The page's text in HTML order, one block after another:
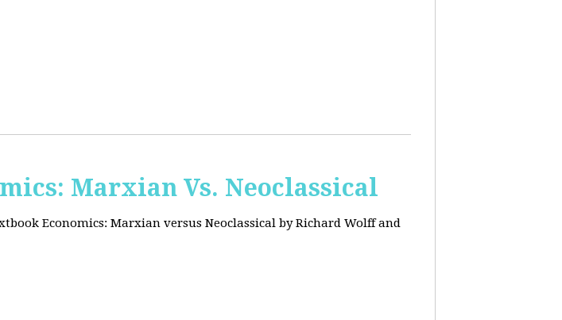
Marxian Vs. Neoclassical
Economics: Marxian versus Neoclassical by Richard Wolff and